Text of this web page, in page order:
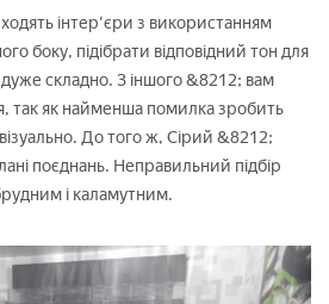
інтер'єри з використанням
боку, підібрати відповідний тон для
складно. З іншого &8212; вам
так як найменша помилка зробить
До того ж, Сірий &8212;
поєднань. Неправильний підбір
і каламутним.